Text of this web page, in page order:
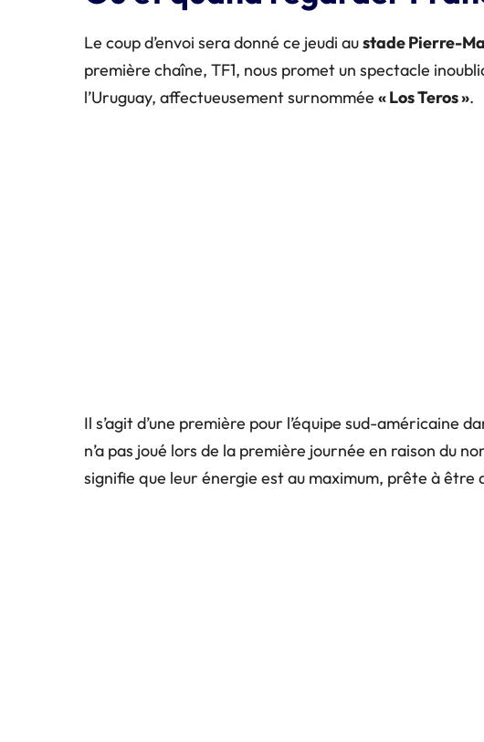
Le coup d’envoi sera donné ce jeudi austade Pierre-
première chaîne, TF1, nous promet un spectacle
l’Uruguay, affectueusement surnommée « Los Teros ».
Il s’agit d’une première pour l’équipe sud-américaine
n’a pas joué lors de la première journée en raison du
signifie que leur énergie est au maximum, prête à être